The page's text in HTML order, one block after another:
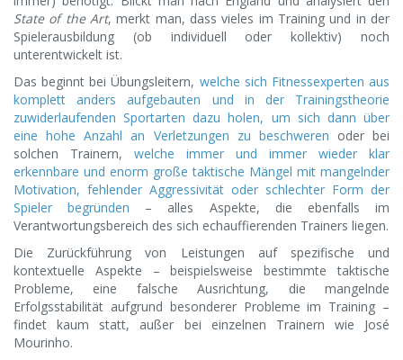
State of the Art, merkt man, dass vieles im Training und in der
Spielerausbildung (ob individuell oder kollektiv) noch
unterentwickelt ist.
Das beginnt bei Übungsleitern, welche sich Fitnessexperten aus
komplett anders aufgebauten und in der Trainingstheorie
zuwiderlaufenden Sportarten dazu holen, um sich dann über
eine hohe Anzahl an Verletzungen zu beschweren oder bei
solchen Trainern, welche immer und immer wieder klar
erkennbare und enorm große taktische Mängel mit mangelnder
Motivation, fehlender Aggressivität oder schlechter Form der
Spieler begründen – alles Aspekte, die ebenfalls im
Verantwortungsbereich des sich echauffierenden Trainers liegen.
Die Zurückführung von Leistungen auf spezifische und
kontextuelle Aspekte – beispielsweise bestimmte taktische
Probleme, eine falsche Ausrichtung, die mangelnde
Erfolgsstabilität aufgrund besonderer Probleme im Training –
findet kaum statt, außer bei einzelnen Trainern wie José
Mourinho.